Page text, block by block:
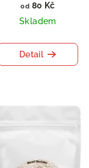
od 80 Kč
Skladem
Detail